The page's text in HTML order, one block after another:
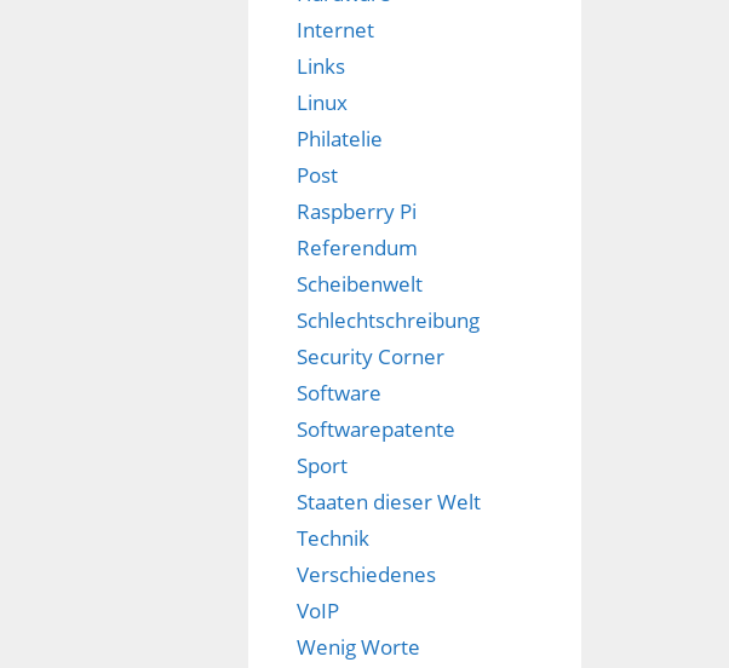
Internet
Links
Linux
Philatelie
Post
Raspberry Pi
Referendum
Scheibenwelt
Schlechtschreibung
Security Corner
Software
Softwarepatente
Sport
Staaten dieser Welt
Technik
Verschiedenes
VoIP
Wenig Worte